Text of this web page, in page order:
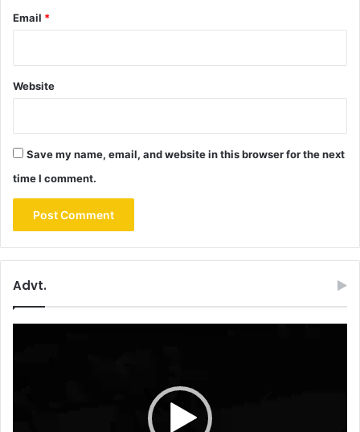
Email *
Website
Save my name, email, and website in this browser for the next
time I comment.
Advt.